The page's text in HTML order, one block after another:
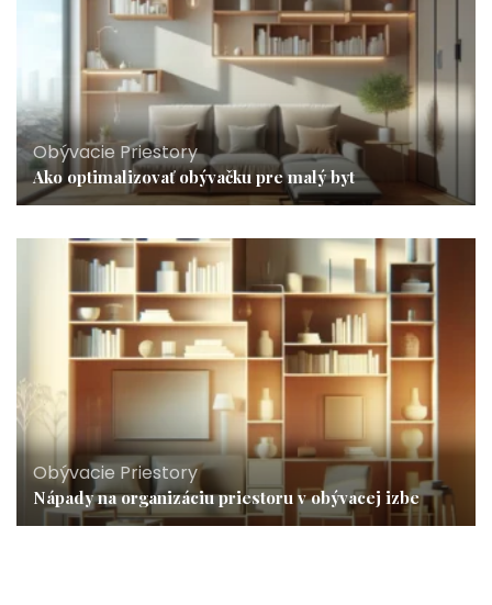
Obývacie Priestory
Ako optimalizovať obývačku pre malý byt
Obývacie Priestory
Nápady na organizáciu priestoru v obývacej izbe